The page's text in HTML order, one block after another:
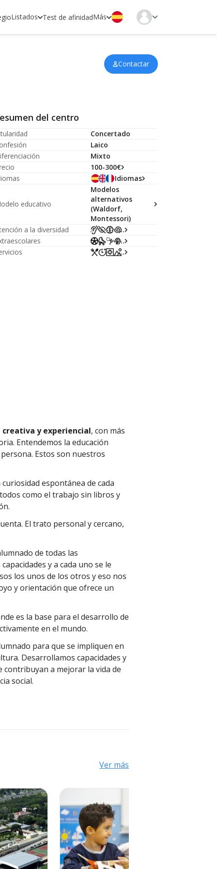
Listados Test de afinidadMás
Contactar
del centro
Concertado
Laico
Mixto
100-300€
Idiomas
educativo
Modelos
alternativos
(Waldorf,
Montessori)
a la diversidad
...
...
...
y experiencial, con más
Entendemos la educación
Estos son nuestros
espontánea de cada
como el trabajo sin libros y
El trato personal y cercano,
de todas las
y a cada uno se le
los unos de los otros y eso nos
y orientación que ofrece un
es la base para el desarrollo de
en el mundo.
para que se impliquen en
Desarrollamos capacidades y
contribuyan a mejorar la vida de
social.
Ver más